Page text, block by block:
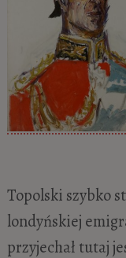
Topolski szybko
londyńskiej
przyjechał tutaj